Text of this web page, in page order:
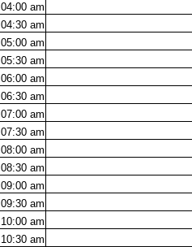
04:00 am
04:30 am
05:00 am
05:30 am
06:00 am
06:30 am
07:00 am
07:30 am
08:00 am
08:30 am
09:00 am
09:30 am
10:00 am
10:30 am